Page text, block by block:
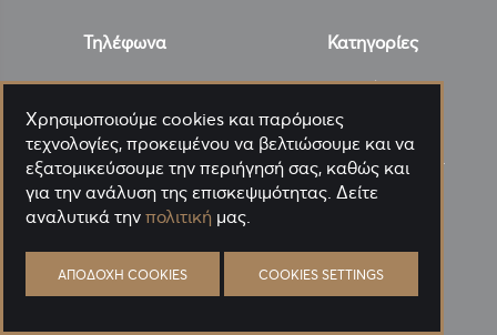
Τηλέφωνα
210-9315154
Email
service@panora.gr
Κατηγορίες
Τσιγαρόχαρτα
Φιλτράκια
Αξεσουάρ/Αναλώσιμα
Ηλεκτρονικά τσιγάρα
Καπνοί
Χρησιμοποιούμε cookies και παρόμοιες
τεχνολογίες, προκειμένου να βελτιώσουμε και να
εξατομικεύσουμε την περιήγησή σας, καθώς και
για την ανάλυση της επισκεψιμότητας. Δείτε
αναλυτικά την πολιτική μας.
ΑΠΟΔΟΧΉ COOKIES COOKIES SETTINGS